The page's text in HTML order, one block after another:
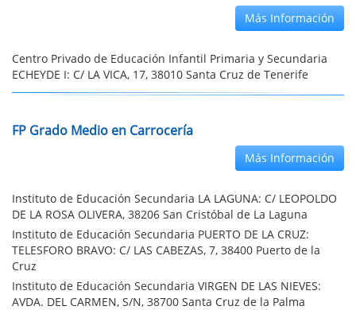
Más Información
Centro Privado de Educación Infantil Primaria y Secundaria
ECHEYDE I: C/ LA VICA, 17, 38010 Santa Cruz de Tenerife
FP Grado Medio en Carrocería
Más Información
Instituto de Educación Secundaria LA LAGUNA: C/ LEOPOLDO
DE LA ROSA OLIVERA, 38206 San Cristóbal de La Laguna
Instituto de Educación Secundaria PUERTO DE LA CRUZ:
TELESFORO BRAVO: C/ LAS CABEZAS, 7, 38400 Puerto de la
Cruz
Instituto de Educación Secundaria VIRGEN DE LAS NIEVES:
AVDA. DEL CARMEN, S/N, 38700 Santa Cruz de la Palma